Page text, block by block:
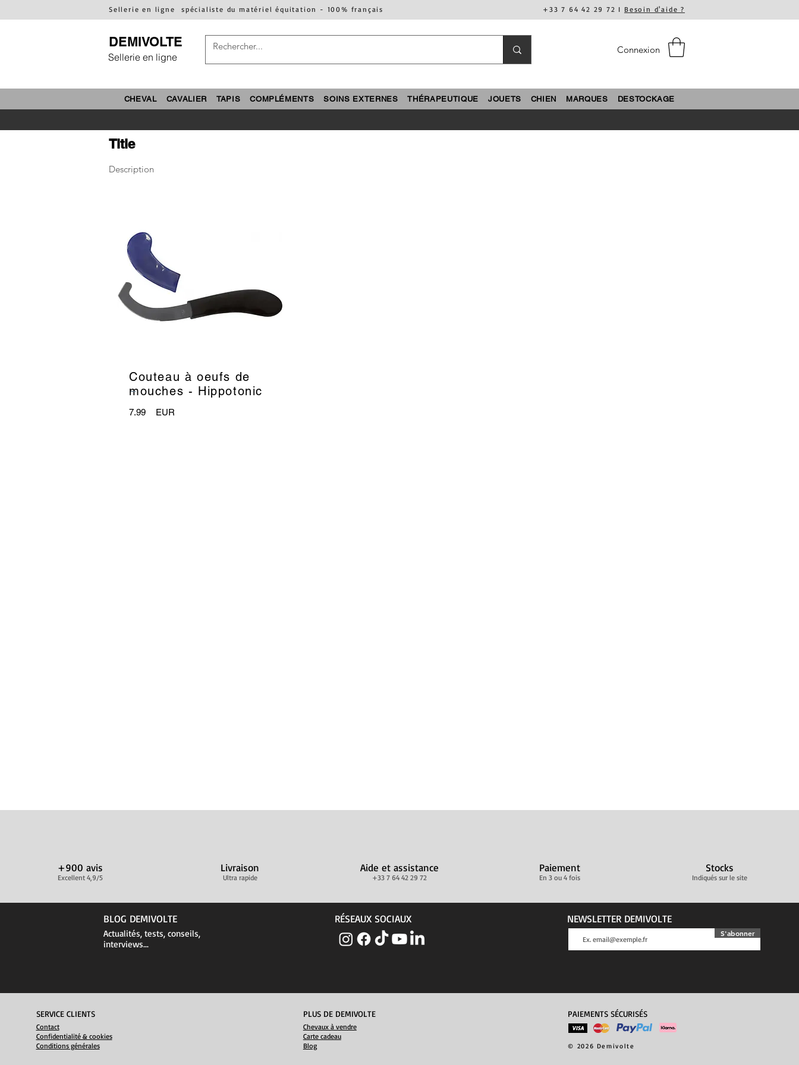
Sellerie en ligne spécialiste du matériel équitation - 100% français +33 7 64 42 29 72 I Besoin d'aide ?
DEMIVOLTE
Sellerie en ligne
Connexion
CHEVAL CAVALIER TAPIS COMPLÉMENTS SOINS EXTERNES THÉRAPEUTIQUE JOUETS CHIEN MARQUES DESTOCKAGE
Couteau à oeufs de
mouches - Hippotonic
_
7.99 EUR
Title
Description
+900 avis
Excellent 4,9/5
Livraison
Ultra rapide
Aide et assistance
+33 7 64 42 29 72
Paiement
En 3 ou 4 fois
Stocks
Indiqués sur le site
BLOG DEMIVOLTE
Actualités, tests, conseils,
interviews...
RÉSEAUX SOCIAUX NEWSLETTER DEMIVOLTE
S'abonner
SERVICE CLIENTS
Contact
Confidentialité & cookies
Conditions générales
PLUS DE DEMIVOLTE
Chevaux à vendre
Carte cadeau
Blog
PAIEMENTS SÉCURISÉS
© 2026 Demivolte